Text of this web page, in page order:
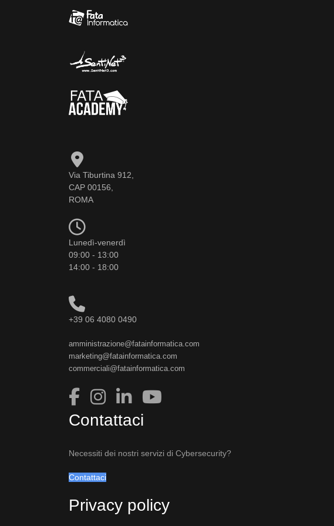
Via Tiburtina 912,
CAP 00156,
ROMA
Lunedì-venerdì
09:00 - 13:00
14:00 - 18:00
+39 06 4080 0490
amministrazione@fatainformatica.com
marketing@fatainformatica.com
commerciali@fatainformatica.com
Contattaci
Necessiti dei nostri servizi di Cybersecurity?
Contattaci
Privacy policy